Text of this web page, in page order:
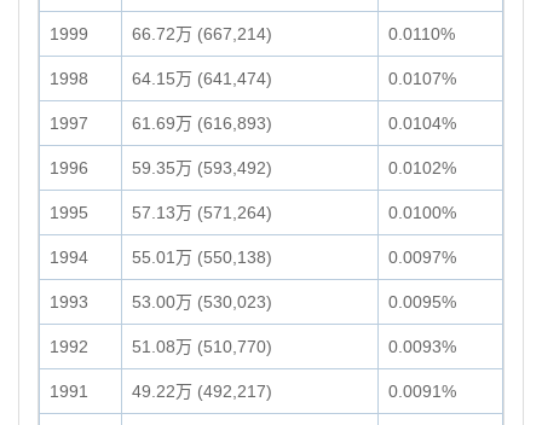
1999 66.72万 (667,214) 0.0110%
1998 64.15万 (641,474) 0.0107%
1997 61.69万 (616,893) 0.0104%
1996 59.35万 (593,492) 0.0102%
1995 57.13万 (571,264) 0.0100%
1994 55.01万 (550,138) 0.0097%
1993 53.00万 (530,023) 0.0095%
1992 51.08万 (510,770) 0.0093%
1991 49.22万 (492,217) 0.0091%